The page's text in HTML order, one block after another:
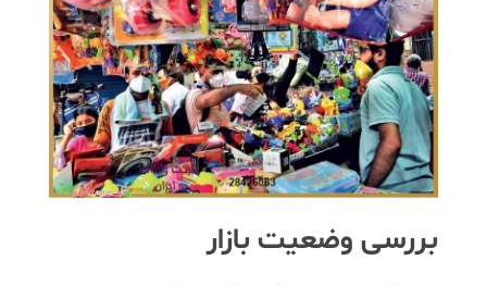
بررسی وضعیت بازار